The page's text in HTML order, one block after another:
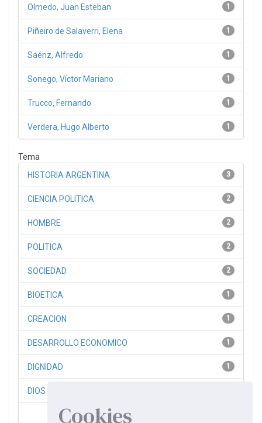
Cookies
1
Olmedo, Juan Esteban
1
Piñeiro de Salaverri, Elena
1
Saénz, Alfredo
1
Sonego, Víctor Mariano
1
Trucco, Fernando
1
Verdera, Hugo Alberto
Tema
3
HISTORIA ARGENTINA
2
CIENCIA POLITICA
2
HOMBRE
2
POLITICA
2
SOCIEDAD
1
BIOETICA
1
CREACION
1
DESARROLLO ECONOMICO
1
DIGNIDAD
DIOS